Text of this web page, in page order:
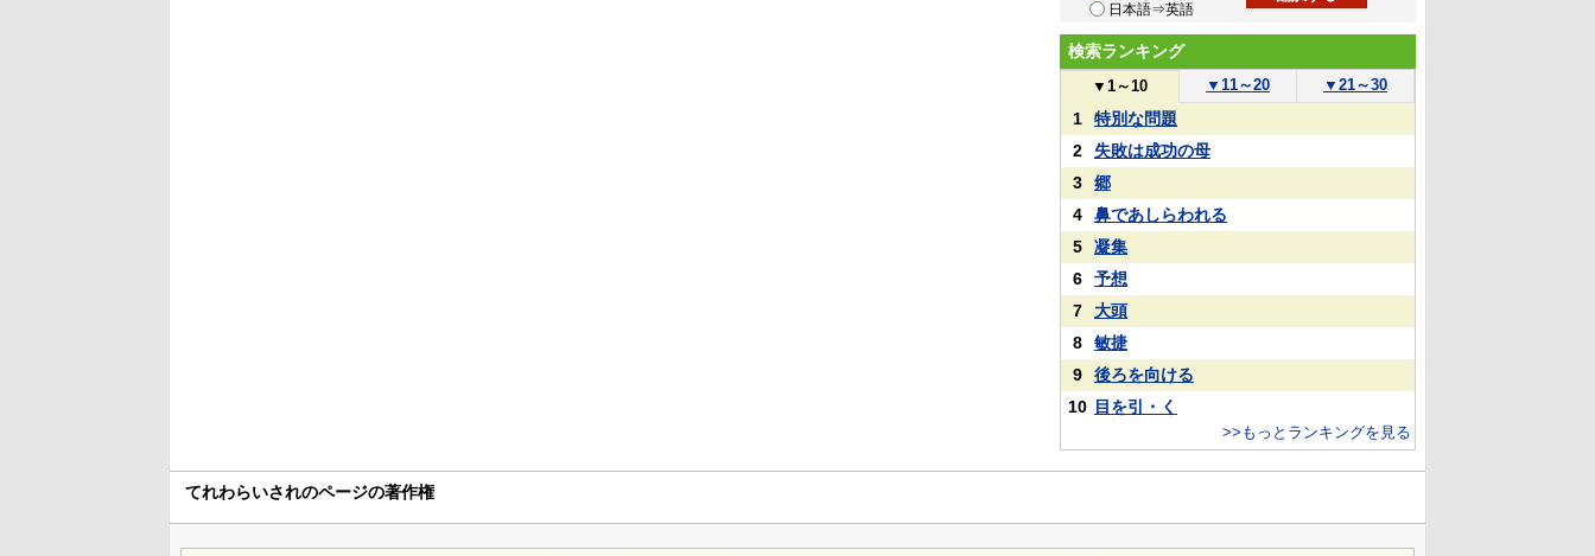
日本語⇒英語
検索ランキング
▼ 1～10 ▼ 11～20 ▼ 21～30
1
特別な問題
2
失敗は成功の母
3
郷
4
鼻であしらわれる
5
凝集
6
予想
7
大頭
8
敏捷
9
後ろを向ける
10 目を引・く
>>もっとランキングを見る
てれわらいされのページの著作権